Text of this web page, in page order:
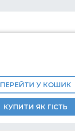
ПЕРЕЙТИ У КОШИК
КУПИТИ ЯК ГІСТЬ